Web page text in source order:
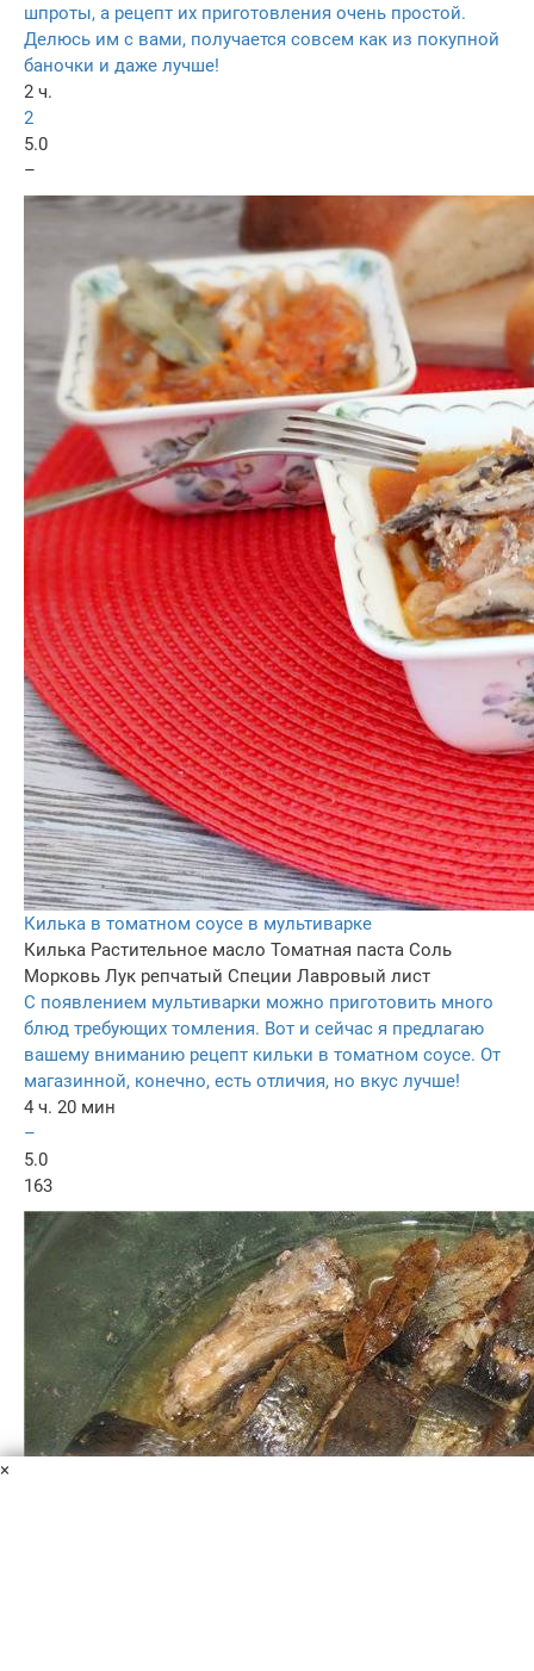
шпроты, а рецепт их приготовления очень простой.
Делюсь им с вами, получается совсем как из покупной
баночки и даже лучше!
2 ч.
2
5.0
–
Килька в томатном соусе в мультиварке
Килька Растительное масло Томатная паста Соль
Морковь Лук репчатый Специи Лавровый лист
С появлением мультиварки можно приготовить много
блюд требующих томления. Вот и сейчас я предлагаю
вашему вниманию рецепт кильки в томатном соусе. От
магазинной, конечно, есть отличия, но вкус лучше!
4 ч. 20 мин
–
5.0
163
×